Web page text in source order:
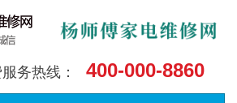
务热线： 400-000-8860